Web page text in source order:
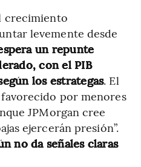
crecimiento
levemente desde
un repunte
con el PIB
los estrategas. El
por menores
JPMorgan cree
ejercerán presión”.
no da señales claras